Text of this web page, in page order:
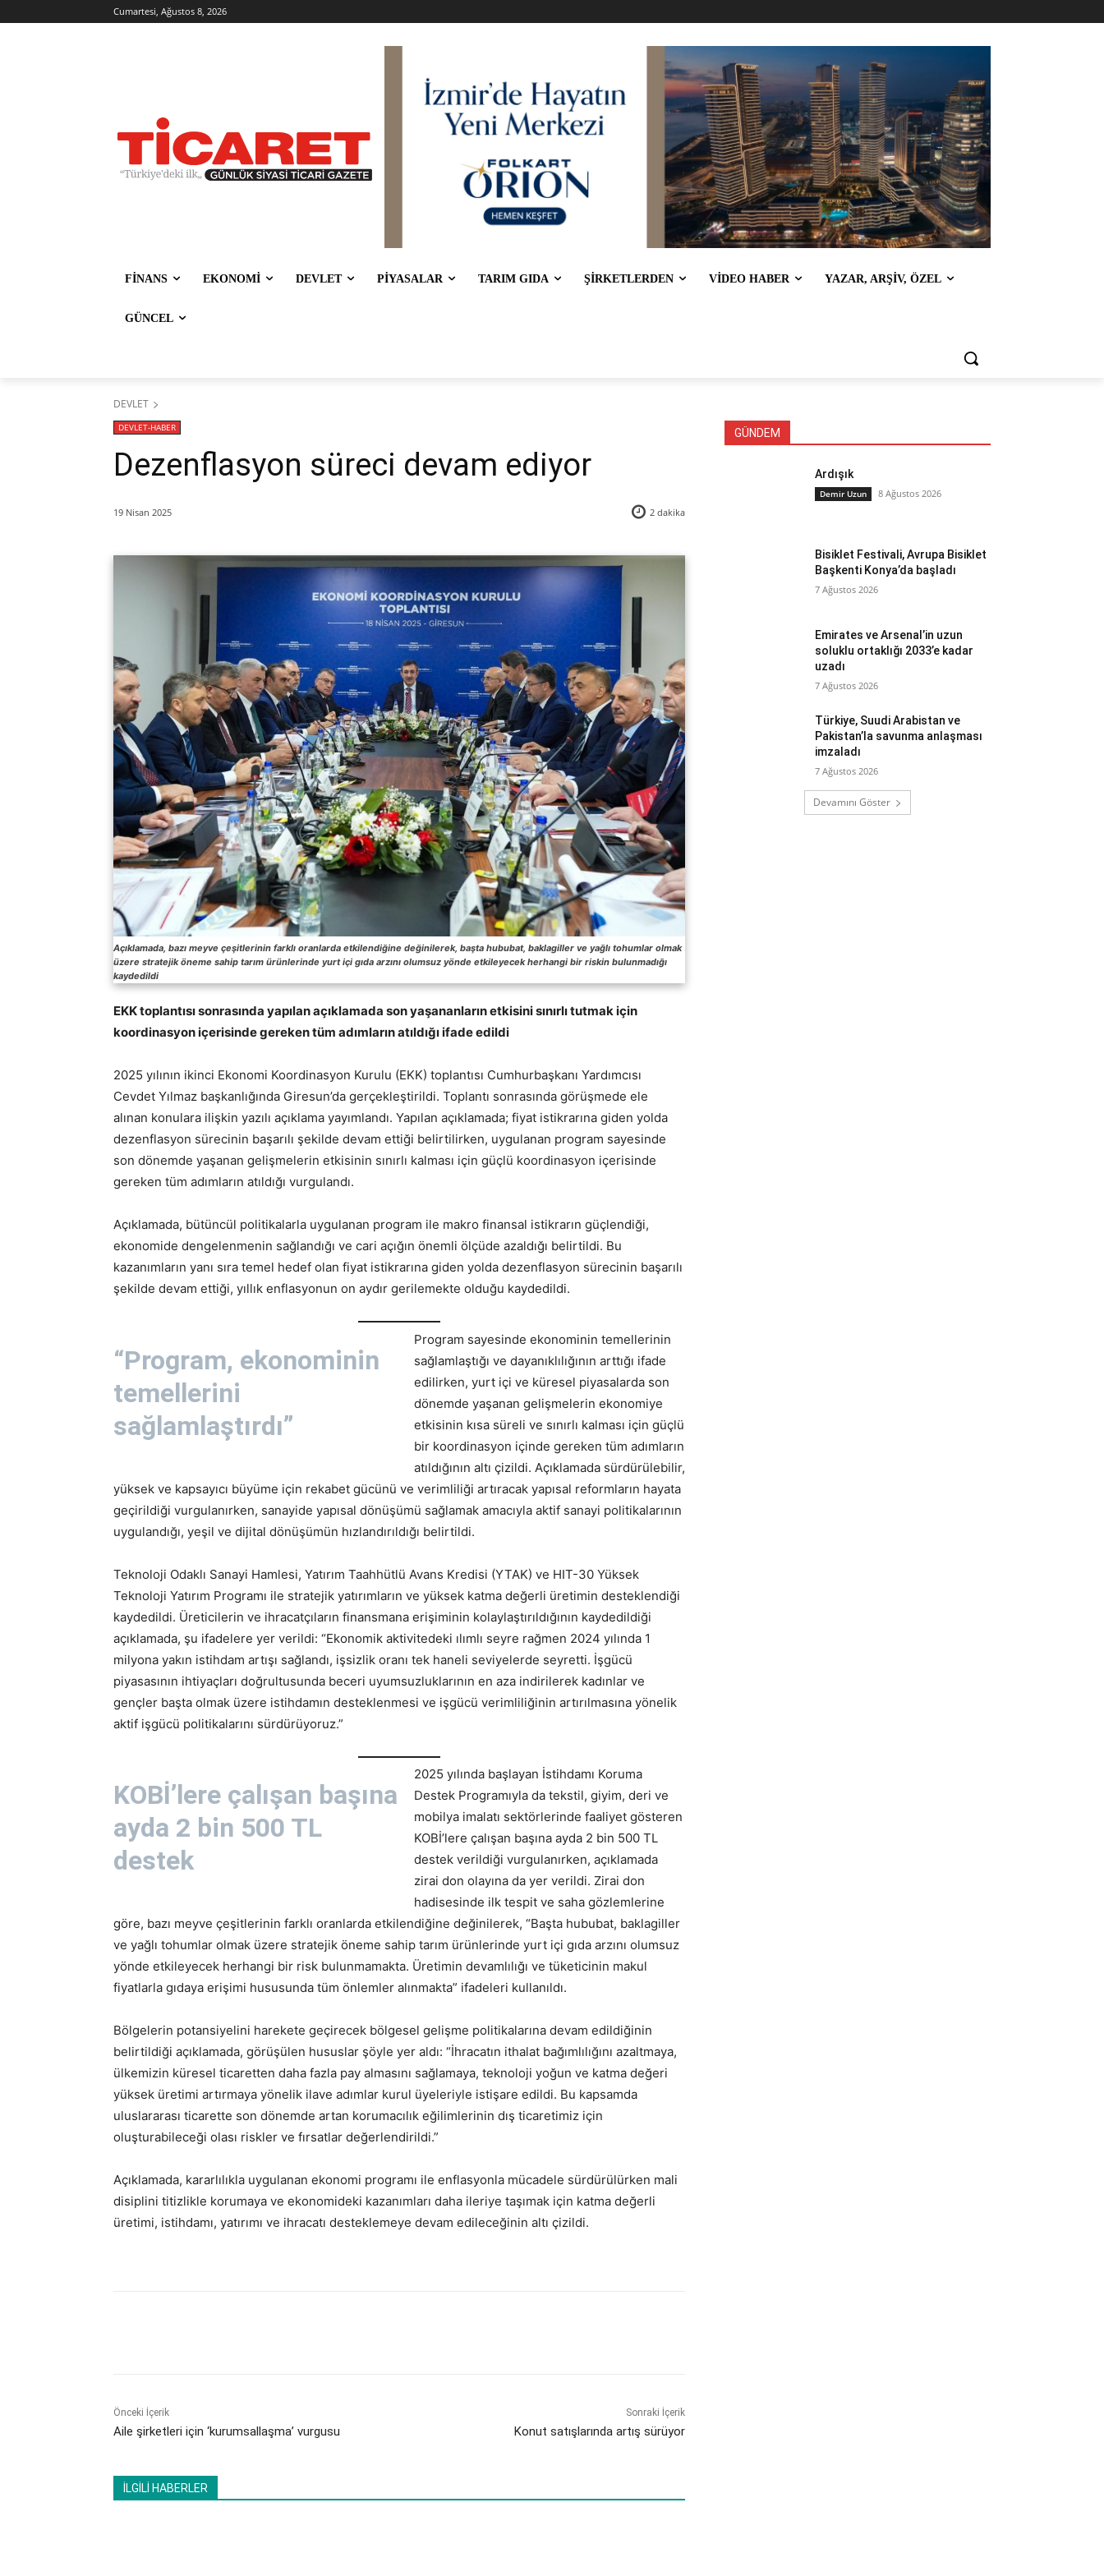
Cumartesi, Ağustos 8, 2026
FİNANS EKONOMİ DEVLET PİYASALAR TARIM GIDA ŞİRKETLERDEN VİDEO HABER YAZAR, ARŞİV, ÖZEL
GÜNCEL
DEVLET
DEVLET-HABER
Dezenflasyon süreci devam ediyor
19 Nisan 2025 2 dakika
Açıklamada, bazı meyve çeşitlerinin farklı oranlarda etkilendiğine değinilerek, başta hububat, baklagiller ve yağlı tohumlar olmak
üzere stratejik öneme sahip tarım ürünlerinde yurt içi gıda arzını olumsuz yönde etkileyecek herhangi bir riskin bulunmadığı
kaydedildi
EKK toplantısı sonrasında yapılan açıklamada son yaşananların etkisini sınırlı tutmak için
koordinasyon içerisinde gereken tüm adımların atıldığı ifade edildi
2025 yılının ikinci Ekonomi Koordinasyon Kurulu (EKK) toplantısı Cumhurbaşkanı Yardımcısı
Cevdet Yılmaz başkanlığında Giresun’da gerçekleştirildi. Toplantı sonrasında görüşmede ele
alınan konulara ilişkin yazılı açıklama yayımlandı. Yapılan açıklamada; fiyat istikrarına giden yolda
dezenflasyon sürecinin başarılı şekilde devam ettiği belirtilirken, uygulanan program sayesinde
son dönemde yaşanan gelişmelerin etkisinin sınırlı kalması için güçlü koordinasyon içerisinde
gereken tüm adımların atıldığı vurgulandı.
Açıklamada, bütüncül politikalarla uygulanan program ile makro finansal istikrarın güçlendiği,
ekonomide dengelenmenin sağlandığı ve cari açığın önemli ölçüde azaldığı belirtildi. Bu
kazanımların yanı sıra temel hedef olan fiyat istikrarına giden yolda dezenflasyon sürecinin başarılı
şekilde devam ettiği, yıllık enflasyonun on aydır gerilemekte olduğu kaydedildi.
“Program, ekonominin
temellerini
sağlamlaştırdı”
Program sayesinde ekonominin temellerinin
sağlamlaştığı ve dayanıklılığının arttığı ifade
edilirken, yurt içi ve küresel piyasalarda son
dönemde yaşanan gelişmelerin ekonomiye
etkisinin kısa süreli ve sınırlı kalması için güçlü
bir koordinasyon içinde gereken tüm adımların
atıldığının altı çizildi. Açıklamada sürdürülebilir,
yüksek ve kapsayıcı büyüme için rekabet gücünü ve verimliliği artıracak yapısal reformların hayata
geçirildiği vurgulanırken, sanayide yapısal dönüşümü sağlamak amacıyla aktif sanayi politikalarının
uygulandığı, yeşil ve dijital dönüşümün hızlandırıldığı belirtildi.
Teknoloji Odaklı Sanayi Hamlesi, Yatırım Taahhütlü Avans Kredisi (YTAK) ve HIT-30 Yüksek
Teknoloji Yatırım Programı ile stratejik yatırımların ve yüksek katma değerli üretimin desteklendiği
kaydedildi. Üreticilerin ve ihracatçıların finansmana erişiminin kolaylaştırıldığının kaydedildiği
açıklamada, şu ifadelere yer verildi: “Ekonomik aktivitedeki ılımlı seyre rağmen 2024 yılında 1
milyona yakın istihdam artışı sağlandı, işsizlik oranı tek haneli seviyelerde seyretti. İşgücü
piyasasının ihtiyaçları doğrultusunda beceri uyumsuzluklarının en aza indirilerek kadınlar ve
gençler başta olmak üzere istihdamın desteklenmesi ve işgücü verimliliğinin artırılmasına yönelik
aktif işgücü politikalarını sürdürüyoruz.”
KOBİ’lere çalışan başına
ayda 2 bin 500 TL
destek
2025 yılında başlayan İstihdamı Koruma
Destek Programıyla da tekstil, giyim, deri ve
mobilya imalatı sektörlerinde faaliyet gösteren
KOBİ’lere çalışan başına ayda 2 bin 500 TL
destek verildiği vurgulanırken, açıklamada
zirai don olayına da yer verildi. Zirai don
hadisesinde ilk tespit ve saha gözlemlerine
göre, bazı meyve çeşitlerinin farklı oranlarda etkilendiğine değinilerek, “Başta hububat, baklagiller
ve yağlı tohumlar olmak üzere stratejik öneme sahip tarım ürünlerinde yurt içi gıda arzını olumsuz
yönde etkileyecek herhangi bir risk bulunmamakta. Üretimin devamlılığı ve tüketicinin makul
fiyatlarla gıdaya erişimi hususunda tüm önlemler alınmakta” ifadeleri kullanıldı.
Bölgelerin potansiyelini harekete geçirecek bölgesel gelişme politikalarına devam edildiğinin
belirtildiği açıklamada, görüşülen hususlar şöyle yer aldı: “İhracatın ithalat bağımlılığını azaltmaya,
ülkemizin küresel ticaretten daha fazla pay almasını sağlamaya, teknoloji yoğun ve katma değeri
yüksek üretimi artırmaya yönelik ilave adımlar kurul üyeleriyle istişare edildi. Bu kapsamda
uluslararası ticarette son dönemde artan korumacılık eğilimlerinin dış ticaretimiz için
oluşturabileceği olası riskler ve fırsatlar değerlendirildi.”
Açıklamada, kararlılıkla uygulanan ekonomi programı ile enflasyonla mücadele sürdürülürken mali
disiplini titizlikle korumaya ve ekonomideki kazanımları daha ileriye taşımak için katma değerli
üretimi, istihdamı, yatırımı ve ihracatı desteklemeye devam edileceğinin altı çizildi.
Önceki İçerik
Aile şirketleri için ‘kurumsallaşma’ vurgusu
Sonraki İçerik
Konut satışlarında artış sürüyor
İLGİLİ HABERLER
GÜNDEM
Ardışık
Demir Uzun 8 Ağustos 2026
Bisiklet Festivali, Avrupa Bisiklet
Başkenti Konya’da başladı
7 Ağustos 2026
Emirates ve Arsenal’in uzun
soluklu ortaklığı 2033’e kadar
uzadı
7 Ağustos 2026
Türkiye, Suudi Arabistan ve
Pakistan’la savunma anlaşması
imzaladı
7 Ağustos 2026
Devamını Göster